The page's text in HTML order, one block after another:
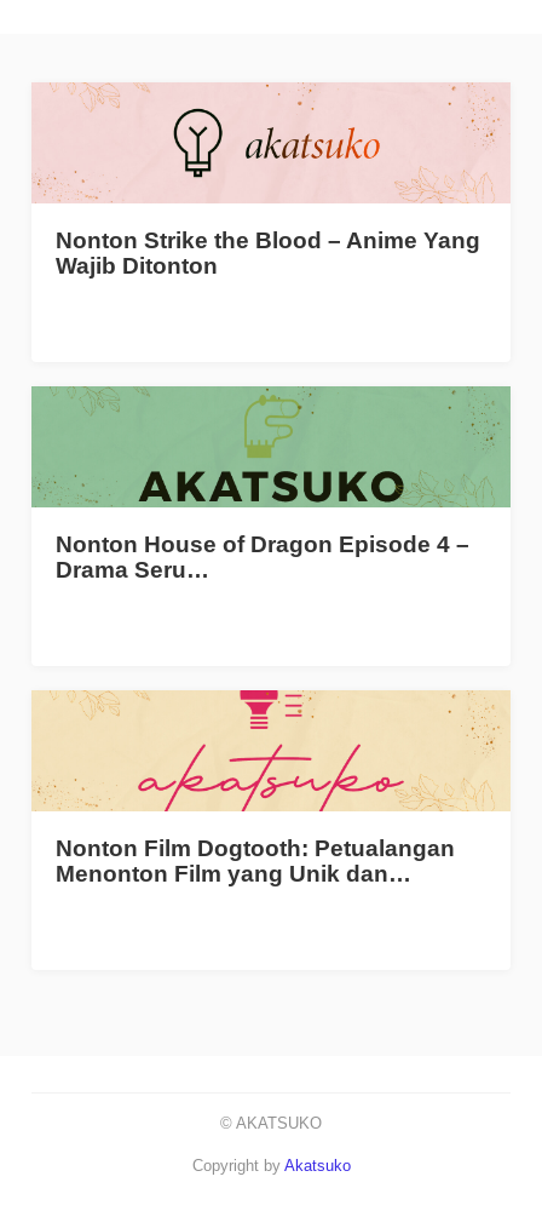
Nonton Strike the Blood – Anime Yang
Wajib Ditonton
Nonton House of Dragon Episode 4 –
Drama Seru…
Nonton Film Dogtooth: Petualangan
Menonton Film yang Unik dan…
© AKATSUKO
Copyright by Akatsuko